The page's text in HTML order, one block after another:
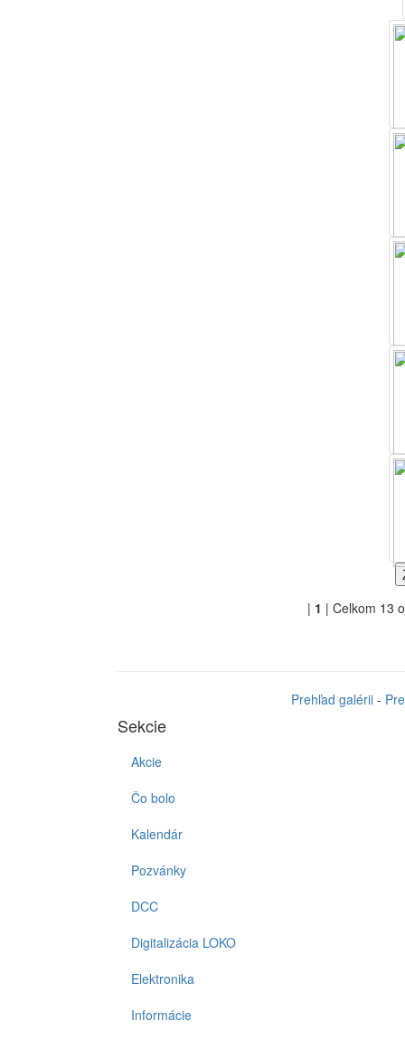
| 1 | Celkom 13
Prehľad galérii -
Sekcie
Akcie
Čo bolo
Kalendár
Pozvánky
DCC
Digitalizácia LOKO
Elektronika
Informácie